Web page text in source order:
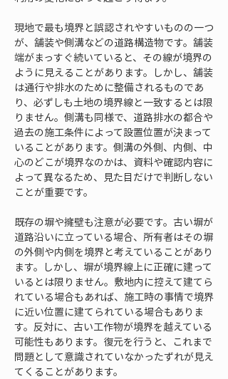
現地で最も境界と誤認されやすいものの一つ
が、舗装や側溝などの道路構造物です。舗装
端がまっすぐ続いていると、その線が境界の
ように見えることがあります。しかし、舗装
は通行や排水のために整備されるものであ
り、必ずしも土地の境界線と一致するとは限
りません。側溝も同様で、道路排水の都合や
過去の施工条件によって設置位置が決まって
いることがあります。側溝の外側、内側、中
心のどこが境界なのかは、資料や確認内容に
よって異なるため、見た目だけで判断しない
ことが重要です。
既存の塀や擁壁も注意が必要です。古い塀が
道路沿いに立っている場合、所有者はその塀
の外側や内側を境界と考えていることがあり
ます。しかし、塀が境界線上に正確に建って
いるとは限りません。敷地内に控えて建てら
れている場合もあれば、施工時の事情で境界
に近い位置に建てられている場合もありま
す。反対に、古い工作物が境界を越えている
可能性もあります。復元を行うと、これまで
問題として意識されていなかったずれが見え
てくることがあります。